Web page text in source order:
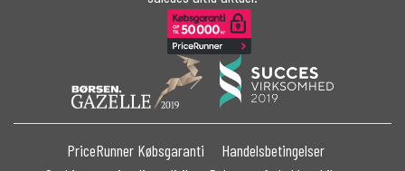
PriceRunner Købsgaranti
Handelsbetingelser